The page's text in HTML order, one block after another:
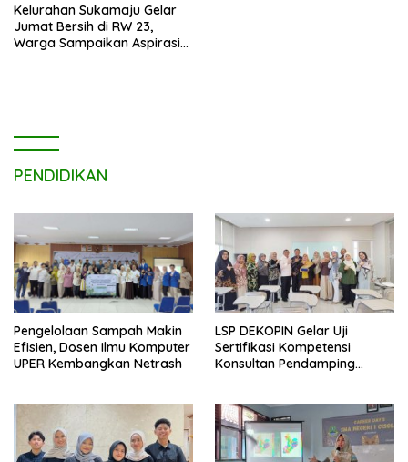
Kelurahan Sukamaju Gelar
Jumat Bersih di RW 23,
Warga Sampaikan Aspirasi
PENDIDIKAN
Pengelolaan Sampah Makin
Efisien, Dosen Ilmu Komputer
UPER Kembangkan Netrash
LSP DEKOPIN Gelar Uji
Sertifikasi Kompetensi
Konsultan Pendamping